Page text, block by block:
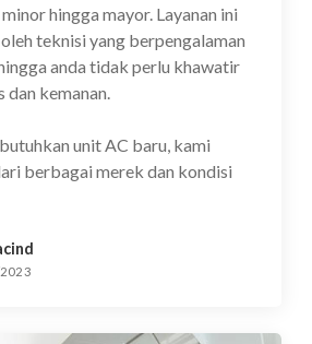
hingga mayor. Layanan ini
teknisi yang berpengalaman
anda tidak perlu khawatir
dan kemanan.
unit AC baru, kami
berbagai merek dan kondisi